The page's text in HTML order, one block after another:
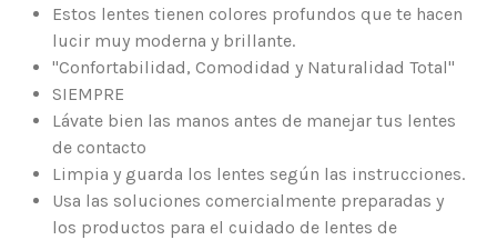
Estos lentes tienen colores profundos que te hacen
lucir muy moderna y brillante.
"Confortabilidad, Comodidad y Naturalidad Total"
SIEMPRE
Lávate bien las manos antes de manejar tus lentes
de contacto
Limpia y guarda los lentes según las instrucciones.
Usa las soluciones comercialmente preparadas y
los productos para el cuidado de lentes de